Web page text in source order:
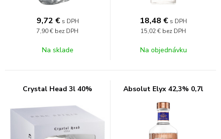
9,72 € s DPH
7,90 € bez DPH
Na sklade
18,48 € s DPH
15,02 € bez DPH
Na objednávku
Crystal Head 3l 40% Absolut Elyx 42,3% 0,7l